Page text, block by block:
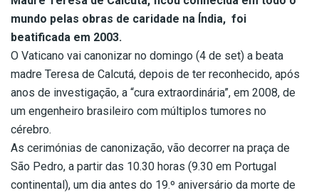
mundo pelas obras de caridade na Índia, foi
beatificada em 2003.
O Vaticano vai canonizar no domingo (4 de set) a beata
madre Teresa de Calcutá, depois de ter reconhecido, após
anos de investigação, a “cura extraordinária”, em 2008, de
um engenheiro brasileiro com múltiplos tumores no
cérebro.
As cerimónias de canonização, vão decorrer na praça de
São Pedro, a partir das 10.30 horas (9.30 em Portugal
continental), um dia antes do 19.º aniversário da morte de